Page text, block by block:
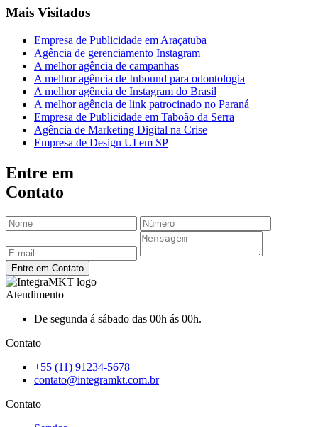
Mais Visitados
Empresa de Publicidade em Araçatuba
Agência de gerenciamento Instagram
A melhor agência de campanhas
A melhor agência de Inbound para odontologia
A melhor agência de Instagram do Brasil
A melhor agência de link patrocinado no Paraná
Empresa de Publicidade em Taboão da Serra
Agência de Marketing Digital na Crise
Empresa de Design UI em SP
Entre em
Contato
Entre em Contato
Atendimento
De segunda á sábado das 00h ás 00h.
Contato
+55 (11) 91234-5678
contato@integramkt.com.br
Contato